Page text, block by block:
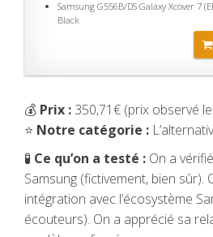
Samsung G556B/DS Galaxy Xcover 7
Black
💰 Prix : 350,71€ (prix observé
⭐ Notre catégorie :
🧪 Ce qu’on a testé : On a
Samsung (fictivement, bien sûr).
intégration avec l’écosystème
écouteurs). On a apprécié sa